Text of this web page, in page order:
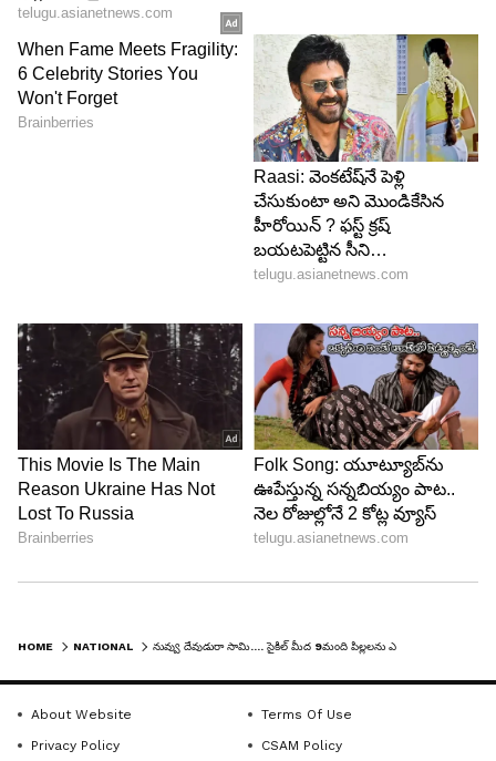
HOME NATIONAL
About Website
Terms Of Use
Privacy Policy
CSAM Policy